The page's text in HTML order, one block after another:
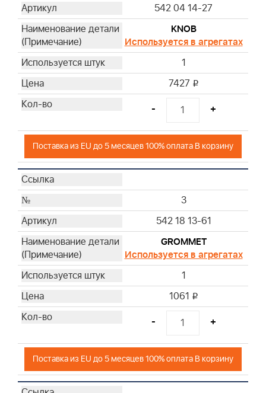
542 04 14-27
KNOB
Используется в агрегатах
1
7427 i
- +
Поставка из EU до 5 месяцев 100% оплата В корзину
3
542 18 13-61
GROMMET
Используется в агрегатах
1
1061 i
- +
Поставка из EU до 5 месяцев 100% оплата В корзину